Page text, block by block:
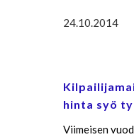
24.10.2014
hinta syö
Viimeisen